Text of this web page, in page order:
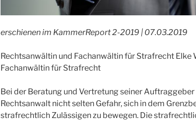
erschienen im KammerReport 2-2019 | 07.03.2019
Rechtsanwältin und Fachanwältin für Strafrecht Elke
Fachanwältin für Strafrecht
Bei der Beratung und Vertretung seiner
Rechtsanwalt nicht selten Gefahr, sich in dem
strafrechtlich Zulässigen zu bewegen. Die